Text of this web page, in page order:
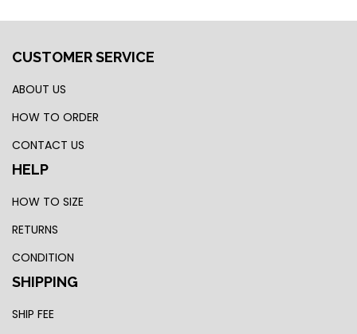
CUSTOMER SERVICE
ABOUT US
HOW TO ORDER
CONTACT US
HELP
HOW TO SIZE
RETURNS
CONDITION
SHIPPING
SHIP FEE